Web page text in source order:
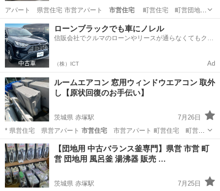
アパート 県営住宅 市営アパート 市営住宅町営住宅 町営団地
向け …
茨城 水戸市 水戸駅 リサイクルショップ
ローンブラックでも車にノレル
信販会社でクルマのローンやリースが通らなくてもクル
（株）ICT Ad
ルームエアコン 窓用ウィンドウエアコン 取外
し【原状回復のお手伝い】
茨城県 赤塚駅
7月26日
* 県営住宅 県営アパート 市営住宅市営アパート 町営住宅 町営ア
パ…
茨城 水戸市 赤塚駅 リサイクルショップ 風呂釜
【団地用 中古バランス釜専門】県営 市営 町
営 団地用 風呂釜 湯沸器 販売 …
茨城県 赤塚駅
7月25日